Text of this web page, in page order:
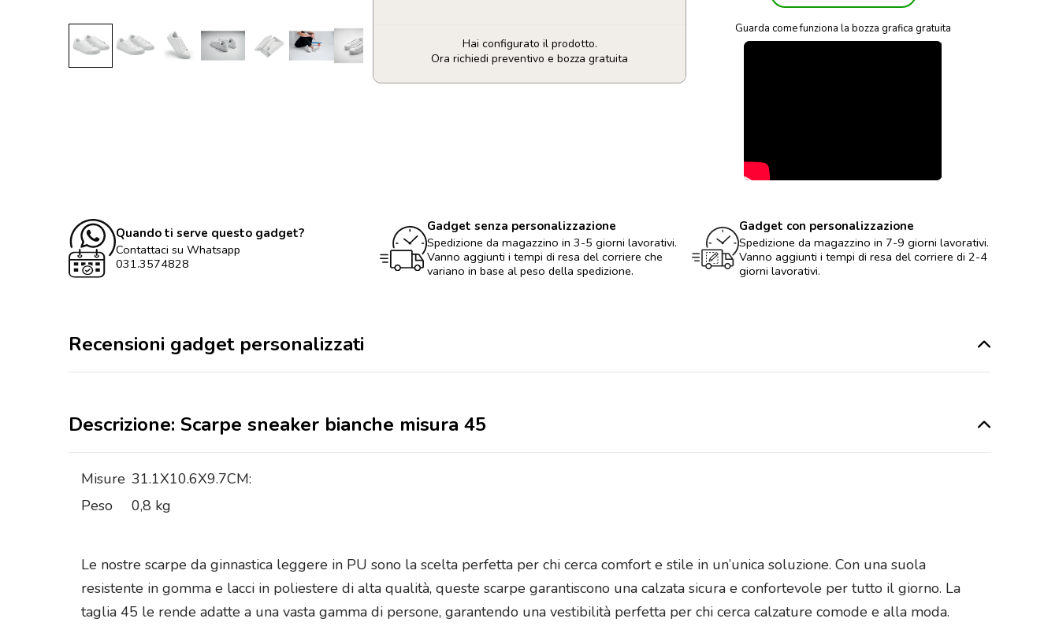
Hai configurato il prodotto.
Ora richiedi preventivo e bozza gratuita
Scarpe
Guarda come funziona la bozza grafica gratuita
Quando ti serve questo gadget?
Contattaci su Whatsapp
031.3574828
Gadget senza personalizzazione
Spedizione da magazzino in 3-5 giorni lavorativi.
Vanno aggiunti i tempi di resa del corriere che
variano in base al peso della spedizione.
Gadget con personalizzazione
Spedizione da magazzino in 7-9 giorni lavorativi.
Vanno aggiunti i tempi di resa del corriere di 2-4
giorni lavorativi.
Recensioni gadget personalizzati
Descrizione: Scarpe sneaker bianche misura 45
Misure 31.1X10.6X9.7CM:
Peso
0,8 kg
Le nostre scarpe da ginnastica leggere in PU sono la scelta perfetta per chi cerca comfort e stile in un’unica soluzione. Con una suola
resistente in gomma e lacci in poliestere di alta qualità, queste scarpe garantiscono una calzata sicura e confortevole per tutto il giorno. La
taglia 45 le rende adatte a una vasta gamma di persone, garantendo una vestibilità perfetta per chi cerca calzature comode e alla moda.